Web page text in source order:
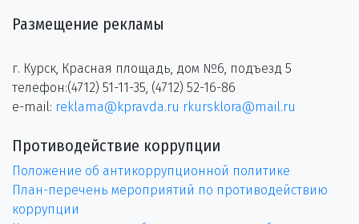
Размещение рекламы
г. Курск, Красная площадь, дом №6, подъезд 5
телефон:(4712) 51-11-35, (4712) 52-16-86
e-mail: reklama@kpravda.ru rkursklora@mail.ru
Противодействие коррупции
Положение об антикоррупционной политике
План-перечень мероприятий по противодействию
коррупции